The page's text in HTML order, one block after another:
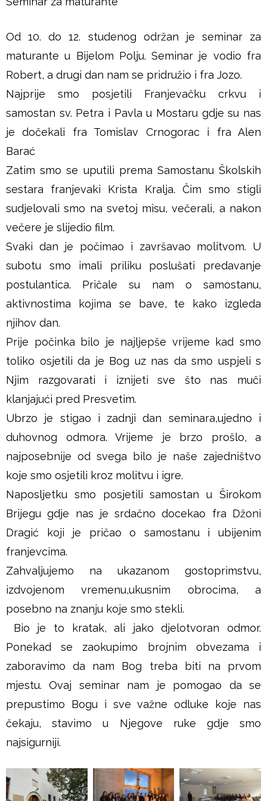
u
š
e
Od 10. do 12. studenog održan je seminar za
maturante u Bijelom Polju. Seminar je vodio fra
Robert, a drugi dan nam se pridružio i fra Jozo.
Najprije smo posjetili Franjevačku crkvu i
samostan sv. Petra i Pavla u Mostaru gdje su nas
je dočekali fra Tomislav Crnogorac i fra Alen
Barać
Zatim smo se uputili prema Samostanu Školskih
sestara franjevaki Krista Kralja. Čim smo stigli
sudjelovali smo na svetoj misu, večerali, a nakon
večere je slijedio film.
Svaki dan je počimao i završavao molitvom. U
subotu smo imali priliku poslušati predavanje
postulantica. Pričale su nam o samostanu,
aktivnostima kojima se bave, te kako izgleda
njihov dan.
Prije počinka bilo je najljepše vrijeme kad smo
toliko osjetili da je Bog uz nas da smo uspjeli s
Njim razgovarati i iznijeti sve što nas muči
klanjajući pred Presvetim.
Ubrzo je stigao i zadnji dan seminara,ujedno i
duhovnog odmora. Vrijeme je brzo prošlo, a
najposebnije od svega bilo je naše zajedništvo
koje smo osjetili kroz molitvu i igre.
Naposljetku smo posjetili samostan u Širokom
Brijegu gdje nas je srdačno docekao fra Džoni
Dragić koji je pričao o samostanu i ubijenim
franjevcima.
Zahvaljujemo na ukazanom gostoprimstvu,
izdvojenom vremenu,ukusnim obrocima, a
posebno na znanju koje smo stekli.
Bio je to kratak, ali jako djelotvoran odmor.
Ponekad se zaokupimo brojnim obvezama i
zaboravimo da nam Bog treba biti na prvom
mjestu. Ovaj seminar nam je pomogao da se
prepustimo Bogu i sve važne odluke koje nas
čekaju, stavimo u Njegove ruke gdje smo
najsigurniji.